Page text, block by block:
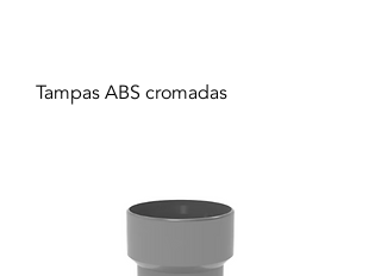
Tampas ABS cromadas